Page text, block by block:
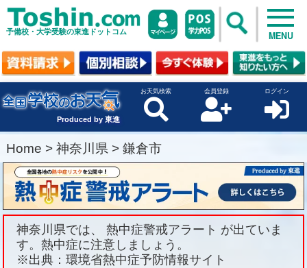
予備校・大学受験の東進ドットコム MENU
Produced by 東進
お天気検索 会員登録 ログイン
Home > 神奈川県 > 鎌倉市
神奈川県では、 熱中症警戒アラート が出ていま
す。熱中症に注意しましょう。
※出典：環境省熱中症予防情報サイト